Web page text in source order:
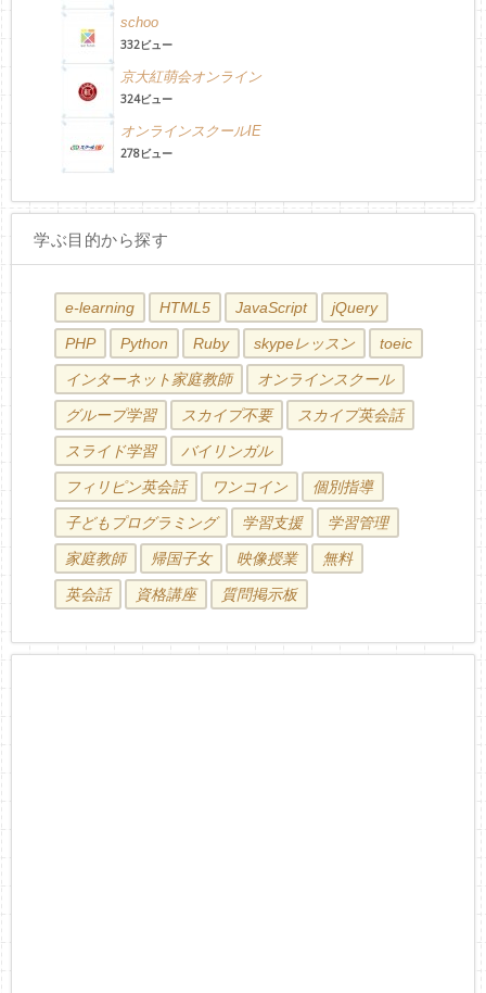
schoo
332ビュー
京大紅萌会オンライン
324ビュー
オンラインスクールIE
278ビュー
学ぶ目的から探す
e-learning HTML5 JavaScript jQuery
PHP Python Ruby skypeレッスン toeic
インターネット家庭教師 オンラインスクール
グループ学習 スカイプ不要 スカイプ英会話
スライド学習 バイリンガル
フィリピン英会話 ワンコイン 個別指導
子どもプログラミング 学習支援 学習管理
家庭教師 帰国子女 映像授業 無料
英会話 資格講座 質問掲示板